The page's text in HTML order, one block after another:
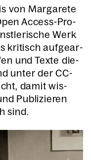
von Mar­ga­re­te
Access-Pro­
Werk
kri­tisch auf­ge­ar­
und Tex­te die­
unter der CC-
damit wis­
Publi­zie­ren
sind.